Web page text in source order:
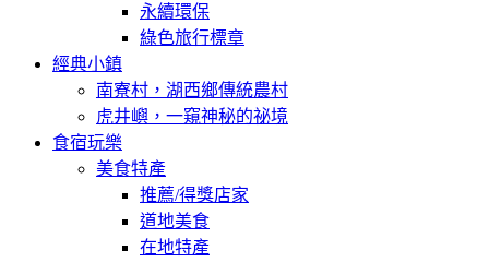
永續環保
綠色旅行標章
經典小鎮
南寮村，湖西鄉傳統農村
虎井嶼，一窺神秘的祕境
食宿玩樂
美食特產
推薦/得獎店家
道地美食
在地特產